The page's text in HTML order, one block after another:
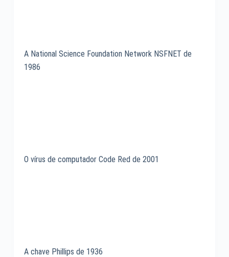
A National Science Foundation Network NSFNET de
1986
O vírus de computador Code Red de 2001
A chave Phillips de 1936